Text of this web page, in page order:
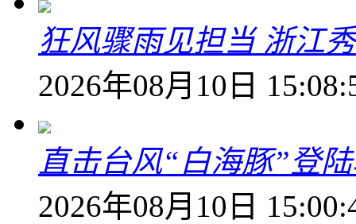
狂风骤雨见担当 浙江
2026年08月10日
直击台风“白海豚”登
2026年08月10日